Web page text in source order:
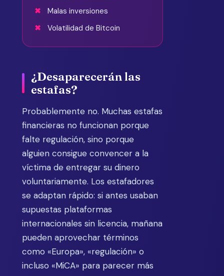
Malas inversiones
Volatilidad de Bitcoin
¿Desaparecerán las
estafas?
Probablemente no. Muchas estafas
financieras no funcionan porque
falte regulación, sino porque
alguien consigue convencer a la
víctima de entregar su dinero
voluntariamente. Los estafadores
se adaptan rápido: si antes usaban
supuestas plataformas
internacionales sin licencia, mañana
pueden aprovechar términos
como «Europa», «regulación» o
incluso «MiCA» para parecer más